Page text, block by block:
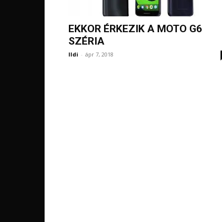
EKKOR ÉRKEZIK A MOTO G6
SZÉRIA
Ildi - ápr 7, 2018